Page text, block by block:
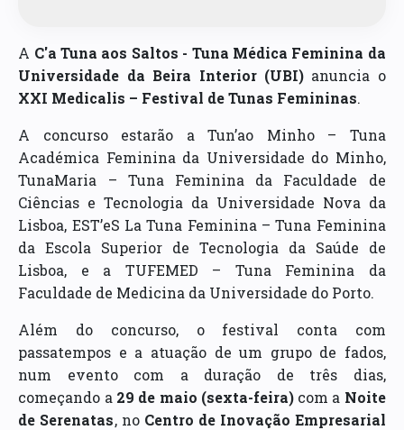
A C'a Tuna aos Saltos - Tuna Médica Feminina da
Universidade da Beira Interior (UBI)anuncia o
XXI Medicalis – Festival de Tunas Femininas.
A concurso estarão a Tun’ao Minho – Tuna
Académica Feminina da Universidade do Minho,
TunaMaria – Tuna Feminina da Faculdade de
Ciências e Tecnologia da Universidade Nova da
Lisboa, EST’eS La Tuna Feminina – Tuna Feminina
da Escola Superior de Tecnologia da Saúde de
Lisboa, e a TUFEMED – Tuna Feminina da
Faculdade de Medicina da Universidade do Porto.
Além do concurso, o festival conta com
passatempos e a atuação de um grupo de fados,
num evento com a duração de três dias,
começando a 29 de maio (sexta-feira)com a Noite
de Serenatas, no Centro de Inovação Empresarial